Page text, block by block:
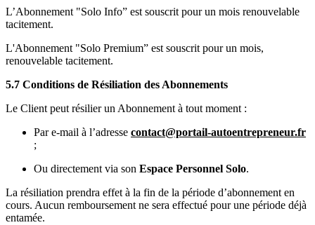
L’Abonnement "Solo Info” est souscrit pour un mois renouvelable
tacitement.
L'Abonnement "Solo Premium” est souscrit pour un mois,
renouvelable tacitement.
5.7 Conditions de Résiliation des Abonnements
Le Client peut résilier un Abonnement à tout moment :
Par e-mail à l’adresse contact@portail-autoentrepreneur.fr
;
Ou directement via son Espace Personnel Solo.
La résiliation prendra effet à la fin de la période d’abonnement en
cours. Aucun remboursement ne sera effectué pour une période déjà
entamée.